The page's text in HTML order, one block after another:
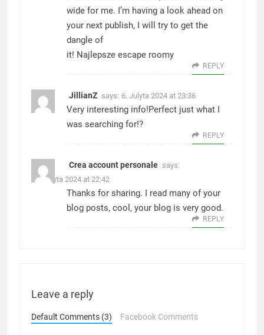
wide for me. I’m having a look ahead on
your next publish, I will try to get the
dangle of
it! Najlepsze escape roomy
REPLY
JillianZ says: 6. Julyta 2024 at 23:36
Very interesting info!Perfect just what I
was searching for!?
REPLY
Crea account personale says:
28. Julyta 2024 at 22:42
Thanks for sharing. I read many of your
blog posts, cool, your blog is very good.
REPLY
Leave a reply
Default Comments (3) Facebook Comments